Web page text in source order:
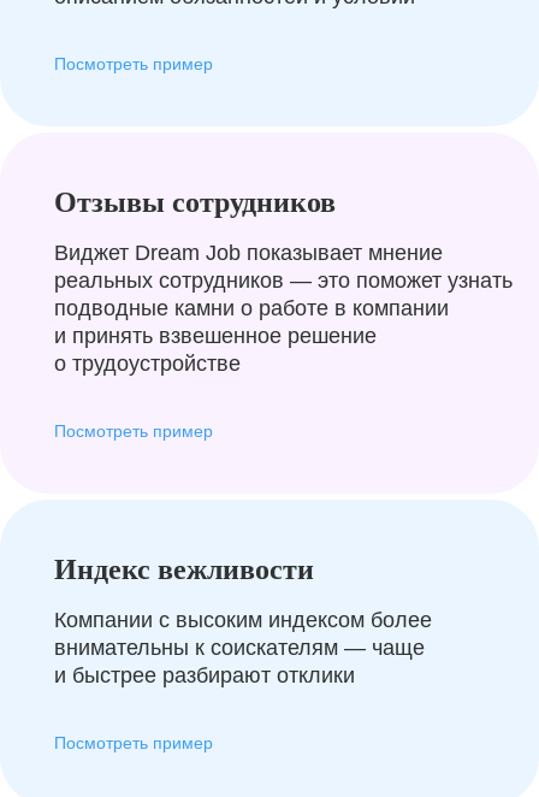
Посмотреть пример
Отзывы сотрудников
Виджет Dream Job показывает мнение
реальных сотрудников — это поможет узнать
подводные камни о работе в компании
и принять взвешенное решение
о трудоустройстве
Посмотреть пример
Индекс вежливости
Компании с высоким индексом более
внимательны к соискателям — чаще
и быстрее разбирают отклики
Посмотреть пример